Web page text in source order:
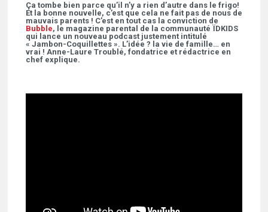
Ça tombe bien parce qu’il n’y a rien d’autre dans le frigo!
Et la bonne nouvelle, c’est que cela ne fait pas de nous de
mauvais parents ! C’est en tout cas la conviction de
Bubble, le magazine parental de la communauté ÏDKIDS
qui lance un nouveau podcast justement intitulé
« Jambon-Coquillettes ». L’idée ? la vie de famille… en
vrai ! Anne-Laure Troublé, fondatrice et rédactrice en
chef explique.